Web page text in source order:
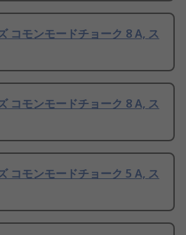
コモンモードチョーク 8 A, ス
コモンモードチョーク 8 A, ス
コモンモードチョーク 5 A, ス